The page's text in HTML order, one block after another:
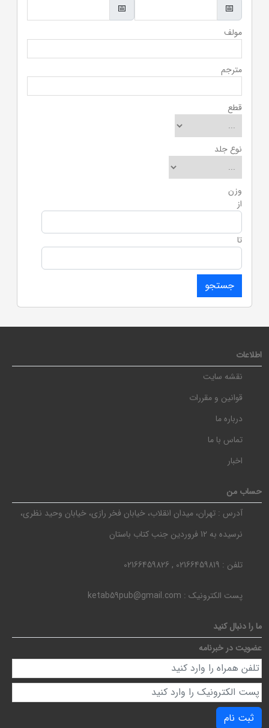
📅
📅
مولف
مترجم
قطع
نوع جلد
وزن
از
تا
اطلاعات
نقشه سایت
قوانین و مقررات
درباره ما
تماس با ما
اخبار
حساب من
آدرس : تهران، میدان انقلاب، خیابان فخر رازی، خیابان وحید نظری،
نرسیده به 12 فروردین جنب کتاب باستان
تلفن : 02166459819 , 02166459826
پست الکترونیک : ketab59pub@gmail.com
ما را دنبال کنید
عضویت در خبرنامه
ثبت نام